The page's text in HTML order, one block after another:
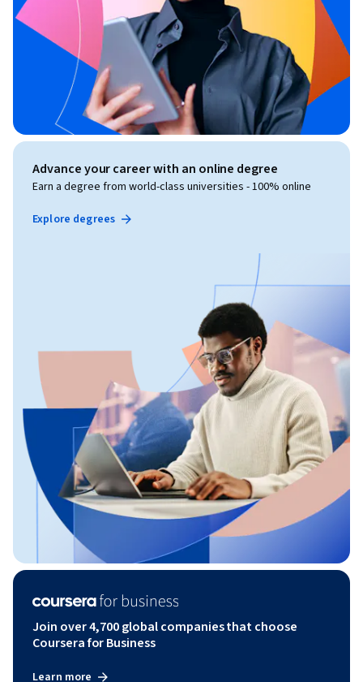
Advance your career with an online degree
Earn a degree from world-class universities - 100% online
Explore degrees
Join over 4,700 global companies that choose
Coursera for Business
Learn more